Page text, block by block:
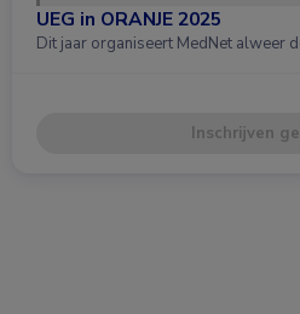
UEG in ORANJE 2025
Dit jaar organiseert MedNet alweer
Inschrijven